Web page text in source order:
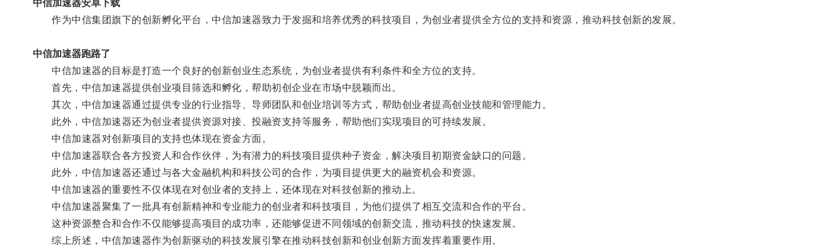
中信加速器安卓下载
作为中信集团旗下的创新孵化平台，中信加速器致力于发掘和培养优秀的科技项目，为创业者提供全方位的支持和资源，推动科技创新的发展。
中信加速器跑路了
中信加速器的目标是打造一个良好的创新创业生态系统，为创业者提供有利条件和全方位的支持。
首先，中信加速器提供创业项目筛选和孵化，帮助初创企业在市场中脱颖而出。
其次，中信加速器通过提供专业的行业指导、导师团队和创业培训等方式，帮助创业者提高创业技能和管理能力。
此外，中信加速器还为创业者提供资源对接、投融资支持等服务，帮助他们实现项目的可持续发展。
中信加速器对创新项目的支持也体现在资金方面。
中信加速器联合各方投资人和合作伙伴，为有潜力的科技项目提供种子资金，解决项目初期资金缺口的问题。
此外，中信加速器还通过与各大金融机构和科技公司的合作，为项目提供更大的融资机会和资源。
中信加速器的重要性不仅体现在对创业者的支持上，还体现在对科技创新的推动上。
中信加速器聚集了一批具有创新精神和专业能力的创业者和科技项目，为他们提供了相互交流和合作的平台。
这种资源整合和合作不仅能够提高项目的成功率，还能够促进不同领域的创新交流，推动科技的快速发展。
综上所述，中信加速器作为创新驱动的科技发展引擎在推动科技创新和创业创新方面发挥着重要作用。